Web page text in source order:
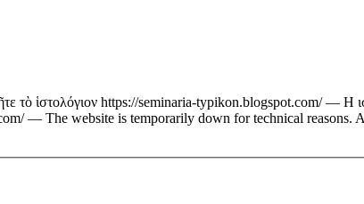
τὸ ἱστολόγιον https://seminaria-typikon.blogspot.com/ — Η
— The website is temporarily down for technical